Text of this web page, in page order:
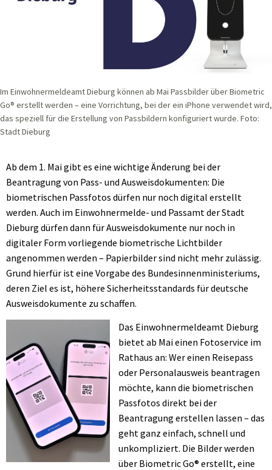
Im Einwohnermeldeamt Dieburg können ab Mai Passbilder über Biometric
Go® erstellt werden – eine Vorrichtung, bei der ein iPhone verwendet wird,
das speziell für die Erstellung von Passbildern konfiguriert wurde. Foto:
Stadt Dieburg
Ab dem 1. Mai gibt es eine wichtige Änderung bei der
Beantragung von Pass- und Ausweisdokumenten: Die
biometrischen Passfotos dürfen nur noch digital erstellt
werden. Auch im Einwohnermelde- und Passamt der Stadt
Dieburg dürfen dann für Ausweisdokumente nur noch in
digitaler Form vorliegende biometrische Lichtbilder
angenommen werden – Papierbilder sind nicht mehr zulässig.
Grund hierfür ist eine Vorgabe des Bundesinnenministeriums,
deren Ziel es ist, höhere Sicherheitsstandards für deutsche
Ausweisdokumente zu schaffen.
Das Einwohnermeldeamt Dieburg
bietet ab Mai einen Fotoservice im
Rathaus an: Wer einen Reisepass
oder Personalausweis beantragen
möchte, kann die biometrischen
Passfotos direkt bei der
Beantragung erstellen lassen – das
geht ganz einfach, schnell und
unkompliziert. Die Bilder werden
über Biometric Go® erstellt, eine